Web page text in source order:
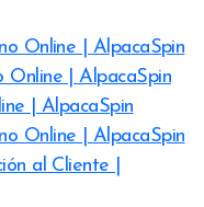
Online | AlpacaSpin
Online | AlpacaSpin
| AlpacaSpin
Online | AlpacaSpin
al Cliente |